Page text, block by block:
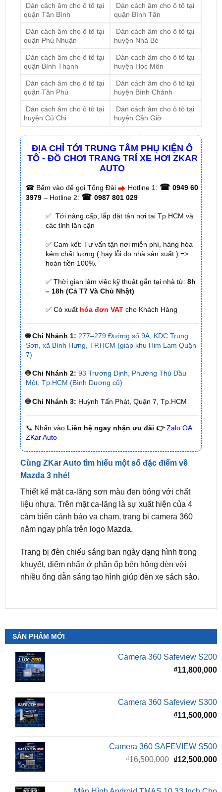
Dán cách âm cho ô tô tại
quận Phú Nhuận
Dán cách âm cho ô tô tại
huyện Nhà Bè
Dán cách âm cho ô tô tại
quận Bình Thạnh
Dán cách âm cho ô tô tại
huyện Hóc Môn
Dán cách âm cho ô tô tại
quận Tân Phú
Dán cách âm cho ô tô tại
huyện Bình Chánh
Dán cách âm cho ô tô tại
huyện Củ Chi
Dán cách âm cho ô tô tại
huyện Cần Giờ
ĐỊA CHỈ TỚI TRUNG TÂM PHỤ KIỆN Ô
TÔ - ĐỒ CHƠI TRANG TRÍ XE HƠI ZKAR
☎Bấm vào để gọi Tổng Đài Hotline 1:☎ 0949 60
0987 801 029
✅ Tới nâng cấp, lắp đặt tận nơi tại Tp.HCM và
các tỉnh lân cận
✅ Cam kết: Tư vấn tận nơi miễn phí, hàng hóa
kém chất lượng ( hay lỗi do nhà sản xuất ) =>
✅ Thời gian làm việc kỹ thuật gắn tại nhà từ:8h
– 18h (Cả T7 Và Chủ Nhật)
✅ Có xuấthóa đơn VATcho Khách Hàng
🌐 Chi Nhánh 1: 277–279 Đường số 9A, KDC Trung
🌐 Chi Nhánh 2: 93 Trương Định, Phường Thủ Dầu
Một, Tp.HCM (Bình Dương cũ)
🌐 Chi Nhánh 3: Huỳnh Tấn Phát, Quận 7, Tp.HCM
📞 Nhấn vàoLiên hệ ngay nhận ưu đãi 👉 Zalo OA
Cùng ZKar Auto tìm hiểu một số đặc điểm về
Mazda 3 nhé!
Thiết kế mặt ca-lăng sơn màu đen bóng với chất
liệu nhựa. Trên mặt ca-lăng là sự xuất hiện của 4
cảm biến cảnh báo va chạm, trang bị camera 360
nằm ngay phía trên logo Mazda.
Trang bị đèn chiếu sáng ban ngày dạng hình trong
nhiều ống dẫn sáng tạo hình giúp đèn xe sách sảo.
SẢN PHẨM MỚI
Camera 360 Safeview S200
₫11,800,000
Camera 360 Safeview S300
Camera 360 SAFEVIEW S500
gốc
₫16,500,000.
Màn Hình Android TMAS 10.33 Inch Cho
₫8,000,000